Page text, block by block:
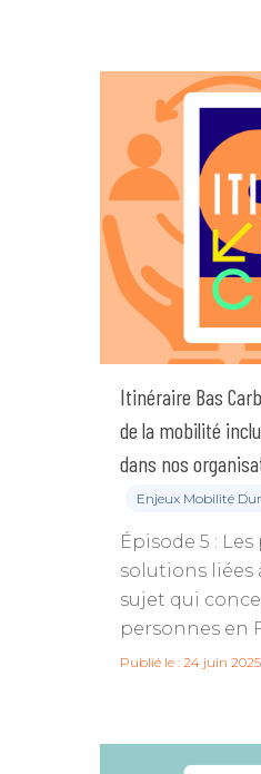
Itinéraire Bas
de la mobilité
dans nos
Enjeux Mobilité
Épisode 5 :
solutions liées
sujet qui
personnes en
Publié le : 24 juin 2025